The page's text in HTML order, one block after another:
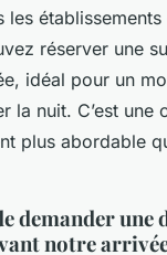
les
réserver une
idéal pour un
la nuit. C’est une
plus abordable
demander une
notre